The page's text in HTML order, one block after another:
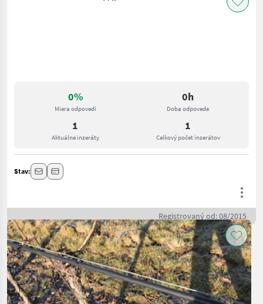
0%
Miera odpovedí
0h
Doba odpovede
1
Aktuálne inzeráty
1
Celkový počet inzerátov
Stav:
Registrovaný od: 08/2015